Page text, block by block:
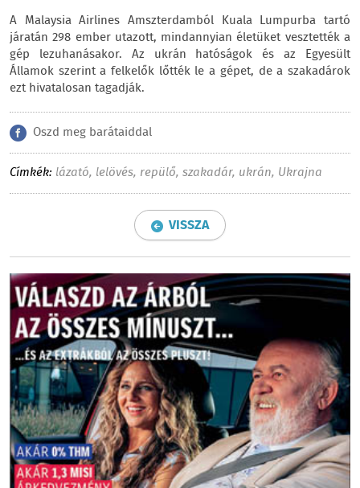
A Malaysia Airlines Amszterdamból Kuala Lumpurba tartó
járatán 298 ember utazott, mindannyian életüket vesztették a
gép lezuhanásakor. Az ukrán hatóságok és az Egyesült
Államok szerint a felkelők lőtték le a gépet, de a szakadárok
ezt hivatalosan tagadják.
Oszd meg barátaiddal
Címkék: lázató, lelövés, repülő, szakadár, ukrán, Ukrajna
VISSZA